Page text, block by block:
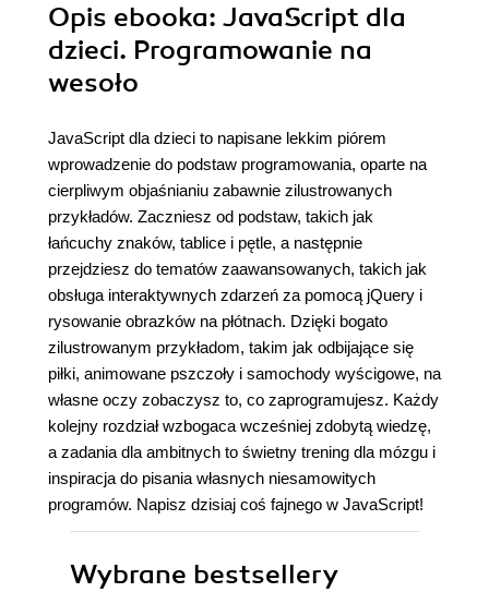
Opis ebooka: JavaScript dla
dzieci. Programowanie na
wesoło
JavaScript dla dzieci to napisane lekkim piórem
wprowadzenie do podstaw programowania, oparte na
cierpliwym objaśnianiu zabawnie zilustrowanych
przykładów. Zaczniesz od podstaw, takich jak
łańcuchy znaków, tablice i pętle, a następnie
przejdziesz do tematów zaawansowanych, takich jak
obsługa interaktywnych zdarzeń za pomocą jQuery i
rysowanie obrazków na płótnach. Dzięki bogato
zilustrowanym przykładom, takim jak odbijające się
piłki, animowane pszczoły i samochody wyścigowe, na
własne oczy zobaczysz to, co zaprogramujesz. Każdy
kolejny rozdział wzbogaca wcześniej zdobytą wiedzę,
a zadania dla ambitnych to świetny trening dla mózgu i
inspiracja do pisania własnych niesamowitych
programów. Napisz dzisiaj coś fajnego w JavaScript!
Wybrane bestsellery